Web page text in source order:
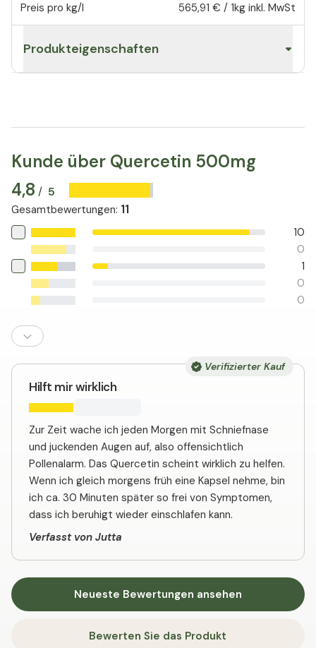
Preis pro kg/l 565,91 € / 1kg inkl. MwSt
Produkteigenschaften
Kunde über Quercetin 500mg
4,8 / 5
Gesamtbewertungen: 11
10
0
1
0
0
Verifizierter Kauf
Hilft mir wirklich
Zur Zeit wache ich jeden Morgen mit Schniefnase
und juckenden Augen auf, also offensichtlich
Pollenalarm. Das Quercetin scheint wirklich zu helfen.
Wenn ich gleich morgens früh eine Kapsel nehme, bin
ich ca. 30 Minuten später so frei von Symptomen,
dass ich beruhigt wieder einschlafen kann.
Verfasst von Jutta
Neueste Bewertungen ansehen
Bewerten Sie das Produkt